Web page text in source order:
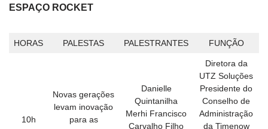
ESPAÇO ROCKET
HORAS PALESTAS PALESTRANTES FUNÇÃO
10h
Novas gerações
levam inovação
para as
Danielle
Quintanilha
Merhi Francisco
Carvalho Filho
Diretora da
UTZ Soluções
Presidente do
Conselho de
Administração
da Timenow